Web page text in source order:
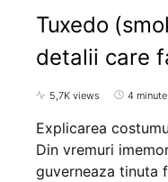
Tuxedo
detalii care
5,7K views 4
Explicarea
Din vremuri
guverneaza tinuta